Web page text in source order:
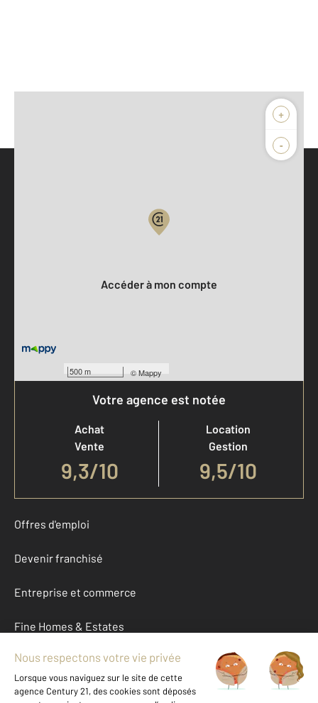
+
-
500 m ©Mappy
Accéder à mon compte
Votre agence est notée
Achat
Vente
9,3/10
Location
Gestion
9,5/10
Offres d'emploi
Devenir franchisé
Entreprise et commerce
Fine Homes & Estates
À propos
International